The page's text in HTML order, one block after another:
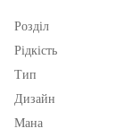
Розділ
Рідкість
Тип
Дизайн
Мана